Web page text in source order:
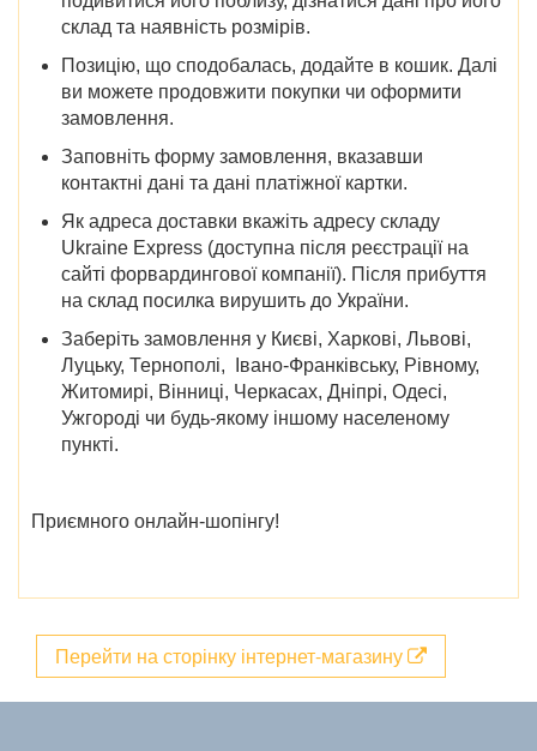
склад та наявність розмірів.
Позицію, що сподобалась, додайте в кошик. Далі
ви можете продовжити покупки чи оформити
замовлення.
Заповніть форму замовлення, вказавши
контактні дані та дані платіжної картки.
Як адреса доставки вкажіть адресу складу
Ukraine Express (доступна після реєстрації на
сайті форвардингової компанії). Після прибуття
на склад посилка вирушить до України.
Заберіть замовлення у Києві, Харкові, Львові,
Луцьку, Тернополі, Івано-Франківську, Рівному,
Житомирі, Вінниці, Черкасах, Дніпрі, Одесі,
Ужгороді чи будь-якому іншому населеному
пункті.
Приємного онлайн-шопінгу!
Перейти на сторінку інтернет-магазину